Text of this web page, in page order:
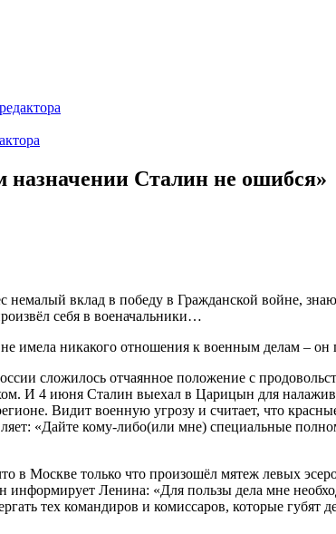
Сталин не ошибся»
вклад в победу в Гражданской войне,
себя в военачальники…
имела никакого отношения к военным делам – он
сложилось отчаянное положение с
И 4 июня Сталин выехал в Царицын для
Видит военную угрозу и считает, что
«Дайте кому-либо(или мне) специальные
в Москве только что произошёл мятеж левых
информирует Ленина: «Для пользы дела мне
тех командиров и комиссаров, которые